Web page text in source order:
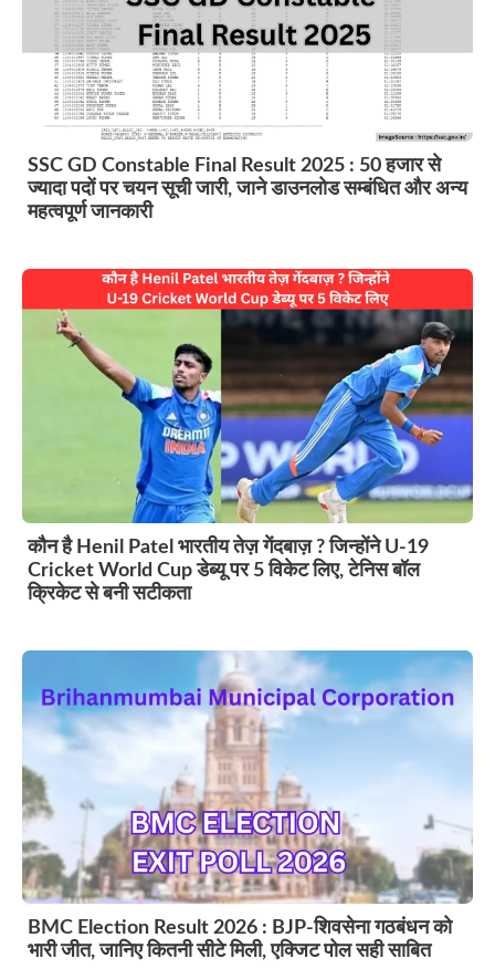
SSC GD Constable Final Result 2025 : 50 हजार से
ज्यादा पदों पर चयन सूची जारी, जाने डाउनलोड सम्बंधित और अन्य
महत्वपूर्ण जानकारी
कौन है Henil Patel भारतीय तेज़ गेंदबाज़ ? जिन्होंने U-19
Cricket World Cup डेब्यू पर 5 विकेट लिए, टेनिस बॉल
क्रिकेट से बनी सटीकता
BMC Election Result 2026 : BJP-शिवसेना गठबंधन को
भारी जीत, जानिए कितनी सीटे मिली, एक्जिट पोल सही साबित